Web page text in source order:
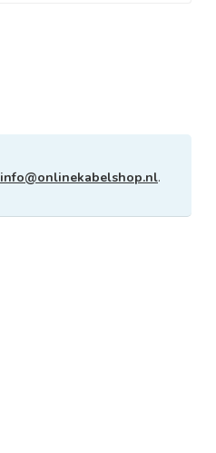
info@onlinekabelshop.nl.